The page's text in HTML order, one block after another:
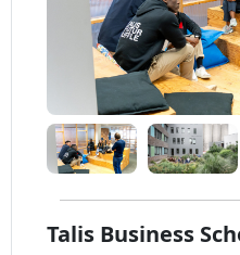
Talis Business